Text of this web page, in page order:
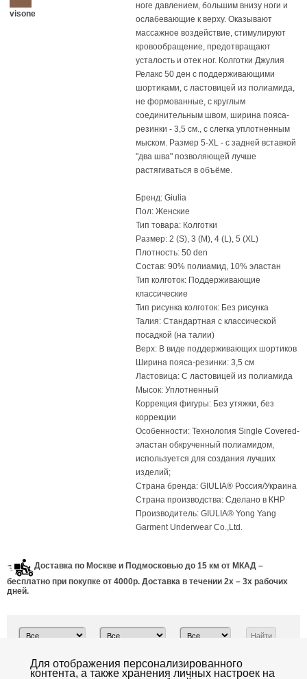
Для отображения персонализированного
контента, а также хранения личных настроек на
visone
ноге давлением, большим внизу ноги и
ослабевающие к верху. Оказывают
массажное воздействие, стимулируют
кровообращение, предотвращают
усталость и отек ног. Колготки Джулия
Релакс 50 ден с поддерживающими
шортиками, с ластовицей из полиамида,
не формованные, с круглым
соединительным швом, ширина пояса-
резинки - 3,5 см., с слегка уплотненным
мыском. Размер 5-XL - с задней вставкой
"два шва" позволяющей лучше
растягиваться в объёме.
Бренд: Giulia
Пол: Женские
Тип товара: Колготки
Размер: 2 (S), 3 (M), 4 (L), 5 (XL)
Плотность: 50 den
Состав: 90% полиамид, 10% эластан
Тип колготок: Поддерживающие
классические
Тип рисунка колготок: Без рисунка
Талия: Стандартная с классической
посадкой (на талии)
Верх: В виде поддерживающих шортиков
Ширина пояса-резинки: 3,5 см
Ластовица: С ластовицей из полиамида
Мысок: Уплотненный
Коррекция фигуры: Без утяжки, без
коррекции
Особенности: Технология Single Covered-
эластан обкрученный полиамидом,
используется для создания лучших
изделий;
Страна бренда: GIULIA® Россия/Украина
Страна производства: Сделано в КНР
Производитель: GIULIA® Yong Yang
Garment Underwear Co.,Ltd.
Доставка по Москве и Подмосковью до 15 км от МКАД –
бесплатно при покупке от 4000р. Доставка в течении 2х – 3х рабочих
дней.
Всего товаров:8 Показать:20|40|